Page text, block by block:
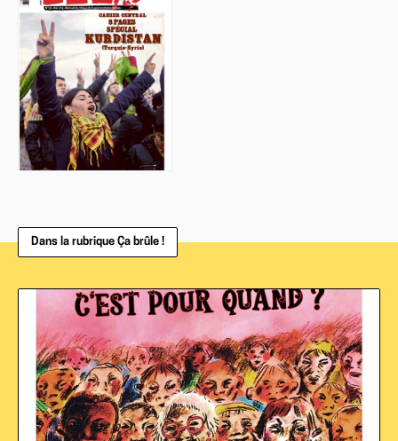
Dans la rubrique Ça brûle !